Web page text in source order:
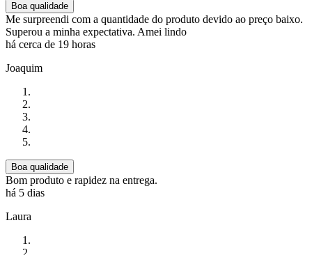
Boa qualidade
Me surpreendi com a quantidade do produto devido ao preço baixo.
Superou a minha expectativa. Amei lindo
há cerca de 19 horas
Joaquim
Boa qualidade
Bom produto e rapidez na entrega.
há 5 dias
Laura